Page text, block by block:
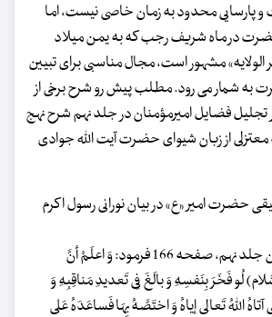
و پارسایی محدود به زمان خاصی نیست، اما
در ماه شریف رجب که به یمن میلاد
مشهور است، مجال مناسبی برای تبیین
به شمار می رود. مطلب پیش رو شرح برخی از
فضایل امیرمؤمنان در جلد نهم شرح نهج
معتزلی از زبان شیوای حضرت آیت الله جوادی
امیر «ع» در بیان نورانی رسول اکرم
ابن أبی الحدید در همان جلد نهم، صفحه 166 فرمود: وَ اعلَمْ أنَّ
لُو فَخَرَ بِنَفسِهِ وَ بالَغَ فِی تَعدیدِ مَناقِبِهِ وَ
اللهُ تَعالی إیاهُ وَ اختَصَّهُ بِهَا فَساعَدَهُ عَلی